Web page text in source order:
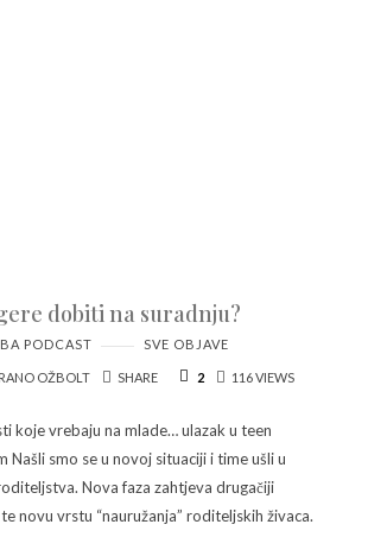
dobiti na suradnju?
PODCAST SVE OBJAVE
OŽBOLT SHARE 2 116 VIEWS
koje vrebaju na mlade… ulazak u teen
Našli smo se u novoj situaciji i time ušli u
Nova faza zahtjeva drugačiji
novu vrstu “nauružanja” roditeljskih živaca.